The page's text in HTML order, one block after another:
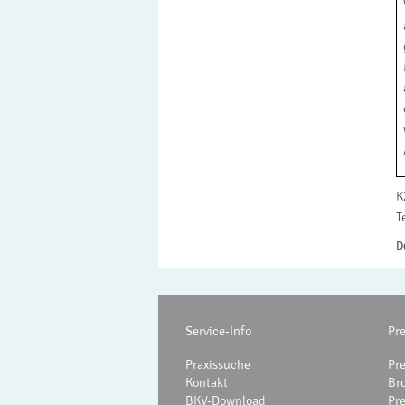
Service-Info
Praxissuche
Kontakt
BKV-Download